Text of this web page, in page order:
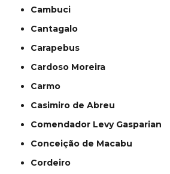
Cambuci
Cantagalo
Carapebus
Cardoso Moreira
Carmo
Casimiro de Abreu
Comendador Levy Gasparian
Conceição de Macabu
Cordeiro